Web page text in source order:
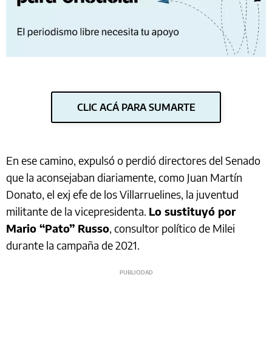
CLIC ACÁ PARA SUMARTE
En ese camino, expulsó o perdió directores del Senado
que la aconsejaban diariamente, como Juan Martín
Donato, el exj efe de los Villarruelines, la juventud
militante de la vicepresidenta. Lo sustituyó por
Mario “Pato” Russo, consultor político de Milei
durante la campaña de 2021.